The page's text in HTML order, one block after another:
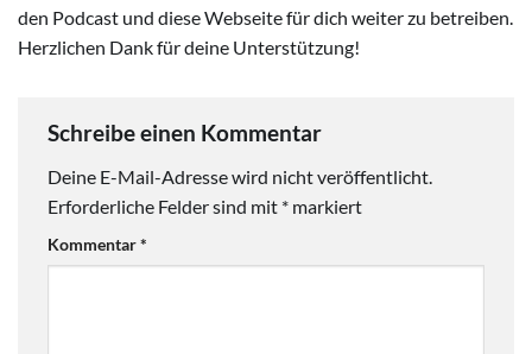
den Podcast und diese Webseite für dich weiter zu betreiben.
Herzlichen Dank für deine Unterstützung!
Schreibe einen Kommentar
Deine E-Mail-Adresse wird nicht veröffentlicht.
Erforderliche Felder sind mit * markiert
Kommentar*